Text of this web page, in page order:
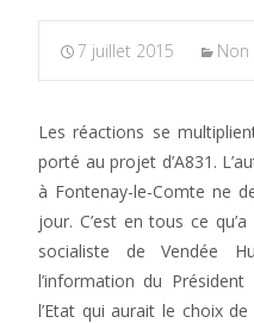
7 juillet 2015 Non
Les réactions se
porté au projet d’A831.
à Fontenay-le-Comte ne
jour. C’est en tous ce
socialiste de Vendée
l’information du
l’Etat qui aurait le choix